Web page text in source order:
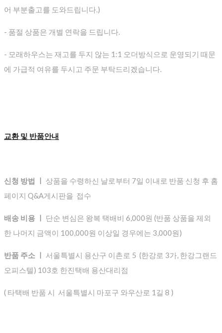
어 부분출고를 도와드립니다.)
- 품절 상품은 개별 연락을 드립니다.
- 모래하우스는 재고를 두지 않는 1:1 오더방식으로 운영되기 때문
에 가급적 여유를 두시고 주문 부탁드리겠습니다.
교환 및 반품안내
신청 방법 ㅣ 상품을 수령하신 날로부터 7일 이내로 반품 신청 후 홈
페이지 Q&A게시판을 접수
배송 비용 ㅣ
단순 변심은 왕복 택배비 6,000원 (반품 상품을 제외
한 나머지 금액이 100,000원 이상일 경우에는 3,000원)
반품 주소 ㅣ 서울특별시 용산구 이촌로 5 (한강로 3가, 한강그랜드
오피스텔) 103호 한진택배 용산대리점
( 타택배 반품 시 서울특별시 마포구 와우산로 1길 8 )